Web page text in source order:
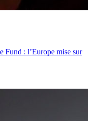
Fund : l’Europe mise sur